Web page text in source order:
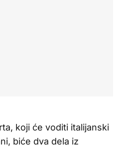
koji će voditi italijanski
biće dva dela iz